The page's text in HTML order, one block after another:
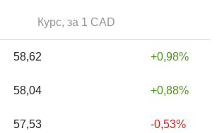
Курс, за 1 CAD
58,62 0,98%
58,04 0,88%
57,53 -0,53%